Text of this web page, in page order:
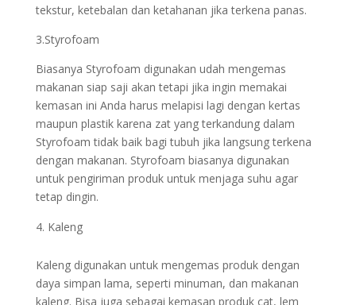
tekstur, ketebalan dan ketahanan jika terkena panas.
3.Styrofoam
Biasanya Styrofoam digunakan udah mengemas
makanan siap saji akan tetapi jika ingin memakai
kemasan ini Anda harus melapisi lagi dengan kertas
maupun plastik karena zat yang terkandung dalam
Styrofoam tidak baik bagi tubuh jika langsung terkena
dengan makanan. Styrofoam biasanya digunakan
untuk pengiriman produk untuk menjaga suhu agar
tetap dingin.
Kaleng
Kaleng digunakan untuk mengemas produk dengan
daya simpan lama, seperti minuman, dan makanan
kaleng. Bisa juga sebagai kemasan produk cat, lem